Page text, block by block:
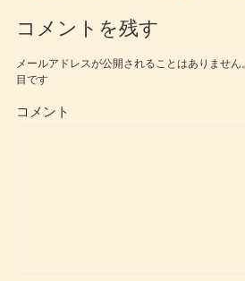
コメントを残す
メールアドレスが公開されることはありません。
目です
コメント